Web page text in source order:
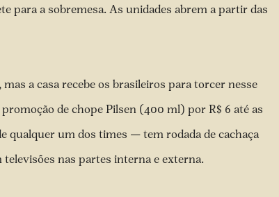
para a sobremesa. As unidades abrem a partir das
a casa recebe os brasileiros para torcer nesse
de chope Pilsen (400 ml) por R$ 6 até as
qualquer um dos times — tem rodada de cachaça
nas partes interna e externa.